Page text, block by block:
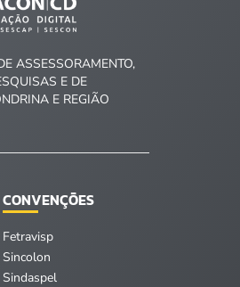
ASSESSORAMENTO,
E DE
E REGIÃO
CONVENÇÕES
Fetravisp
Sincolon
Sindaspel